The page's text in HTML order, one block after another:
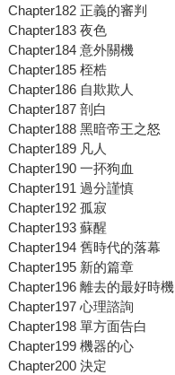
Chapter182 正義的審判
Chapter183 夜色
Chapter184 意外關機
Chapter185 桎梏
Chapter186 自欺欺人
Chapter187 剖白
Chapter188 黑暗帝王之怒
Chapter189 凡人
Chapter190 一抔狗血
Chapter191 過分謹慎
Chapter192 孤寂
Chapter193 蘇醒
Chapter194 舊時代的落幕
Chapter195 新的篇章
Chapter196 離去的最好時機
Chapter197 心理諮詢
Chapter198 單方面告白
Chapter199 機器的心
Chapter200 決定